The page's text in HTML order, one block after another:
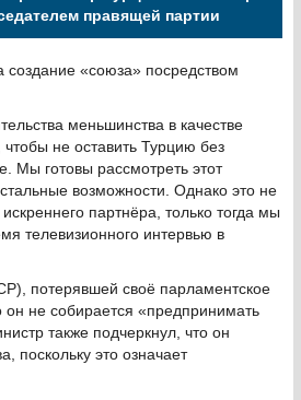
правящей партии
«союза» посредством
меньшинства в качестве
чтобы не оставить Турцию без
Мы готовы рассмотреть этот
возможности. Однако это не
партнёра, только тогда мы
телевизионного интервью в
потерявшей своё парламентское
он не собирается «предпринимать
также подчеркнул, что он
поскольку это означает